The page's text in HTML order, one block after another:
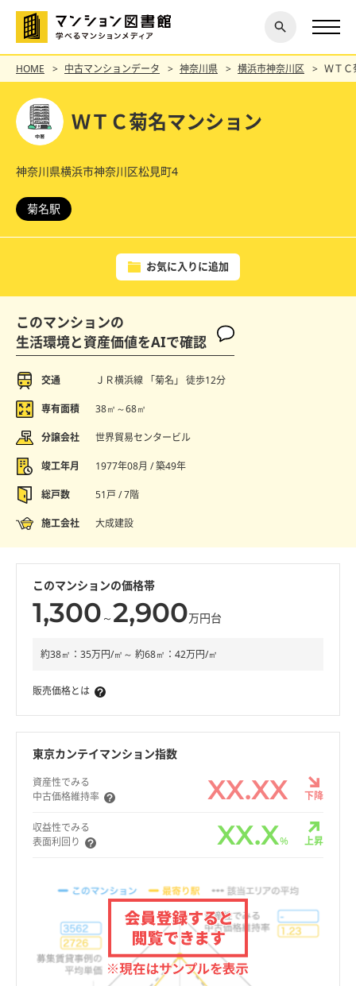
探す
閉じ
る
HOME 中古マンションデータ 神奈川県 横浜市神奈川区 ＷＴＣ
ＷＴＣ菊名マンション
神奈川県横浜市神奈川区松見町4
菊名駅
お気に入りに追加
このマンションの
生活環境と資産価値をAIで確認
交通 ＪＲ横浜線 「菊名」 徒歩12分
専有面積 38㎡～68㎡
分譲会社 世界貿易センタービル
竣工年月 1977年08月 / 築49年
総戸数 51戸 / 7階
施工会社 大成建設
このマンションの価格帯
1,300 ～2,900万円台
約38㎡：35万円/㎡～ 約68㎡：42万円/㎡
販売価格とは
東京カンテイマンション指数
資産性でみる
中古価格維持率
XX.XX 下降
収益性でみる
表面利回り
XX.X% 上昇